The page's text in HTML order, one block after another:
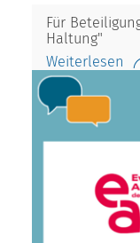
Für
Haltung"
Weiterlesen